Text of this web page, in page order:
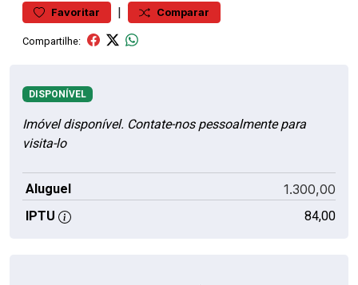
Favoritar | Comparar
Compartilhe:
DISPONÍVEL
Imóvel disponível. Contate-nos pessoalmente para
visita-lo
Aluguel 1.300,00
IPTU 84,00